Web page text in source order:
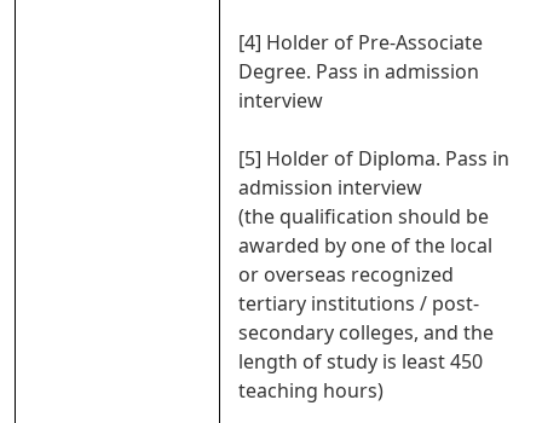
[4] Holder of Pre-Associate
Degree. Pass in admission
interview
[5] Holder of Diploma. Pass in
admission interview
(the qualification should be
awarded by one of the local
or overseas recognized
tertiary institutions / post-
secondary colleges, and the
length of study is least 450
teaching hours)